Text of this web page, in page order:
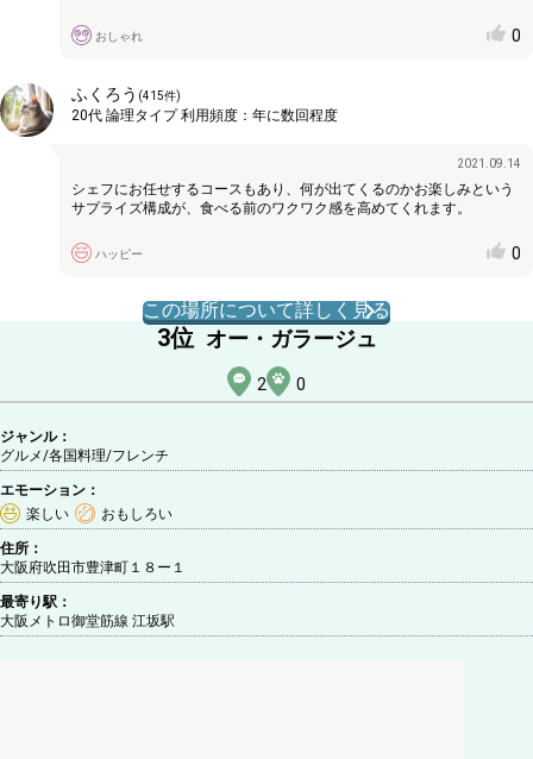
おしゃれ 0
ふくろう (415件)
20代 論理タイプ利用頻度： 年に数回程度
2021.09.14
シェフにお任せするコースもあり、何が出てくるのかお楽しみという
サプライズ構成が、食べる前のワクワク感を高めてくれます。
ハッピー 0
この場所について詳しく見る
3位 オー・ガラージュ
2 0
ジャンル：
グルメ/各国料理/フレンチ
エモーション：
楽しい
おもしろい
住所：
大阪府吹田市豊津町１８ー１
最寄り駅：
大阪メトロ御堂筋線 江坂駅